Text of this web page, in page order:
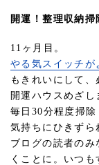
開運！整理収納掃
11ヶ月目。
やる気スイッチが
もきれいにして、
開運ハウスめざし
毎日30分程度掃
気持ちにひきずら
ブログの読者の
くことに。いつも